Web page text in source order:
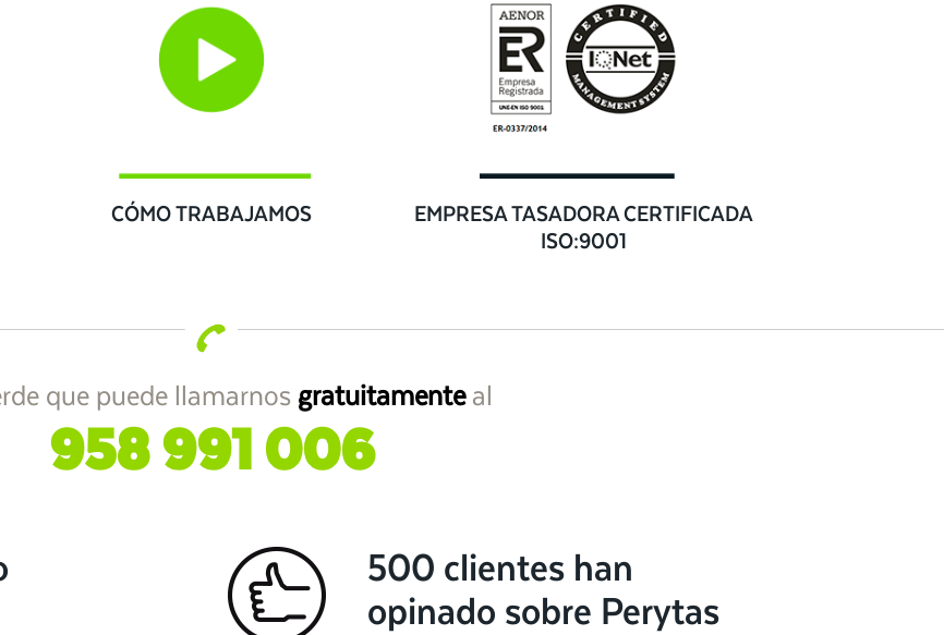
CÓMO TRABAJAMOS
EMPRESA TASADORA CERTIFICADA
ISO:9001
que puede llamarnos gratuitamenteal
958 991 006
500 clientes han
opinado sobre Perytas